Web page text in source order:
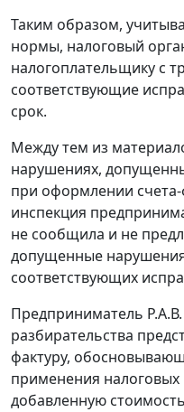
Таким образом,
нормы, налоговый
налогоплательщику с
соответствующие
срок.
Между тем из
нарушениях,
при оформлении счета-
инспекция
не сообщила и не
допущенные
соответствующих
Предприниматель Р.А.В.
разбирательства
фактуру,
применения налоговых
добавленную